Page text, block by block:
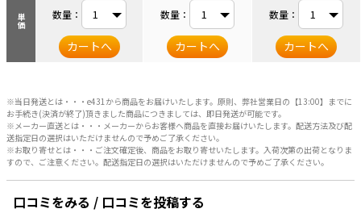
単価 数量：
カートへ
数量：
カートへ
数量：
カートへ
※当日発送とは・・・e431から商品をお届けいたします。原則、弊社営業日の【13:00】までに
お手続き(決済が終了)頂きました商品につきましては、即日発送が可能です。
※メーカー直送とは・・・メーカーからお客様へ商品を直接お届けいたします。配送方法及び配
送指定日の選択はいただけませんので予めご了承ください。
※お取り寄せとは・・・ご注文確定後、商品をお取り寄せいたします。入荷次第の出荷となりま
すので、ご注意ください。配送指定日の選択はいただけませんので予めご了承ください。
口コミをみる / 口コミを投稿する